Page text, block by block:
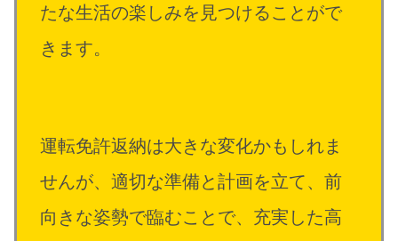
たな生活の楽しみを見つけることがで
きます。
運転免許返納は大きな変化かもしれま
せんが、適切な準備と計画を立て、前
向きな姿勢で臨むことで、充実した高